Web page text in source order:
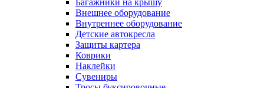
Багажники на крышу
Внешнее оборудование
Внутреннее оборудование
Детские автокресла
Защиты картера
Коврики
Наклейки
Сувениры